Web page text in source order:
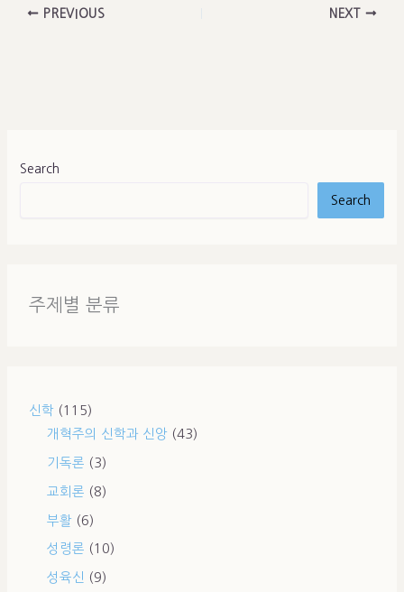
PREVIOUS NEXT
Search
Search
주제별 분류
신학 (115)
개혁주의 신학과 신앙 (43)
기독론 (3)
교회론 (8)
부활 (6)
성령론 (10)
성육신 (9)